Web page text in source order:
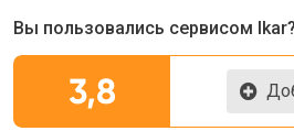
Вы пользовались сервисом Ikar?
3,8